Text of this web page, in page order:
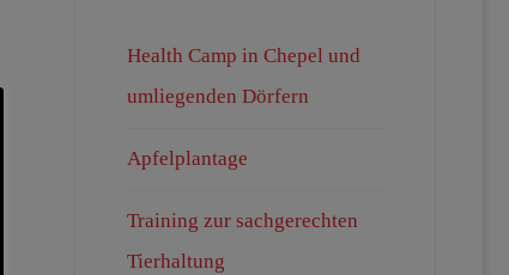
Health Camp in Chepel und
umliegenden Dörfern
Apfelplantage
Training zur sachgerechten
Tierhaltung